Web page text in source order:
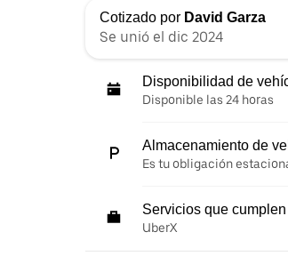
Cotizado por David Garza
Se unió el dic 2024
Disponibilidad de
Disponible las 24 horas
Almacenamiento de
Es tu obligación
Servicios que
UberX